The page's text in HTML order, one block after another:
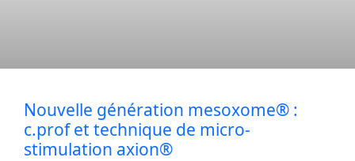
Nouvelle génération mesoxome® :
c.prof et technique de micro-
stimulation axion®